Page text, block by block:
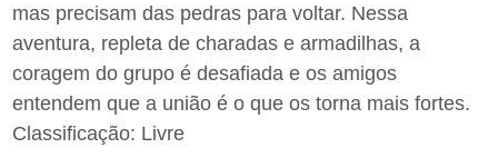
mas precisam das pedras para voltar. Nessa
aventura, repleta de charadas e armadilhas, a
coragem do grupo é desafiada e os amigos
entendem que a união é o que os torna mais fortes.
Classificação: Livre